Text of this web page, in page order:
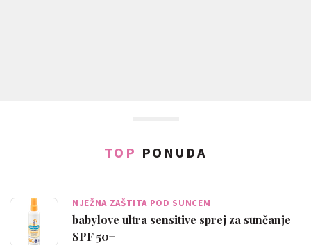
TOP PONUDA
NJEŽNA ZAŠTITA POD SUNCEM
babylove ultra sensitive sprej za sunčanje
SPF 50+